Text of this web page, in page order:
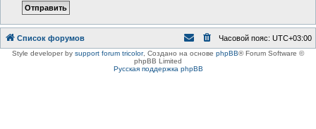
Список форумов Часовой пояс: UTC+03:00
Style developer by support forum tricolor, Создано на основе phpBB® Forum Software ©
phpBB Limited
Русская поддержка phpBB